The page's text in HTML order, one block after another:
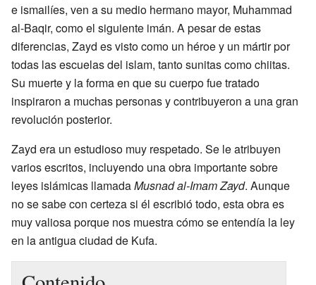
e ismailíes, ven a su medio hermano mayor, Muhammad
al-Baqir, como el siguiente imán. A pesar de estas
diferencias, Zayd es visto como un héroe y un mártir por
todas las escuelas del islam, tanto sunitas como chiitas.
Su muerte y la forma en que su cuerpo fue tratado
inspiraron a muchas personas y contribuyeron a una gran
revolución posterior.
Zayd era un estudioso muy respetado. Se le atribuyen
varios escritos, incluyendo una obra importante sobre
leyes islámicas llamadaMusnad al-Imam Zayd. Aunque
no se sabe con certeza si él escribió todo, esta obra es
muy valiosa porque nos muestra cómo se entendía la ley
en la antigua ciudad de Kufa.